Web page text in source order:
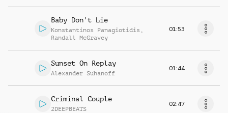
Baby Don't Lie
Konstantinos Panagiotidis ,
Randall McGravey
01:53
Sunset On Replay
Alexander Suhanoff
01:44
Criminal Couple
2DEEPBEATS
02:47